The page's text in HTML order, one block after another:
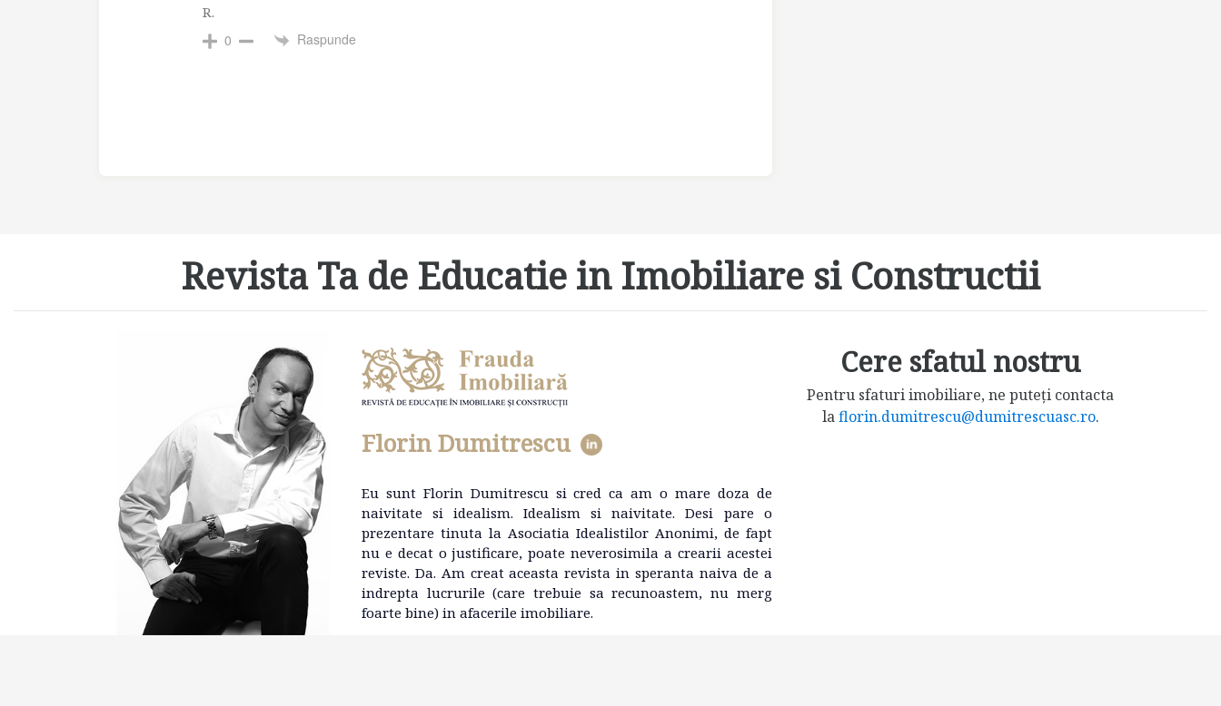
R.
0
Raspunde
Revista Ta de Educatie in Imobiliare si Constructii
Florin Dumitrescu
Eu sunt Florin Dumitrescu si cred ca am o mare doza de
naivitate si idealism. Idealism si naivitate. Desi pare o
prezentare tinuta la Asociatia Idealistilor Anonimi, de fapt
nu e decat o justificare, poate neverosimila a crearii acestei
reviste. Da. Am creat aceasta revista in speranta naiva de a
indrepta lucrurile (care trebuie sa recunoastem, nu merg
foarte bine) in afacerile imobiliare.
Cere sfatul nostru
Pentru sfaturi imobiliare, ne puteți contacta
laflorin.dumitrescu@dumitrescuasc.ro.